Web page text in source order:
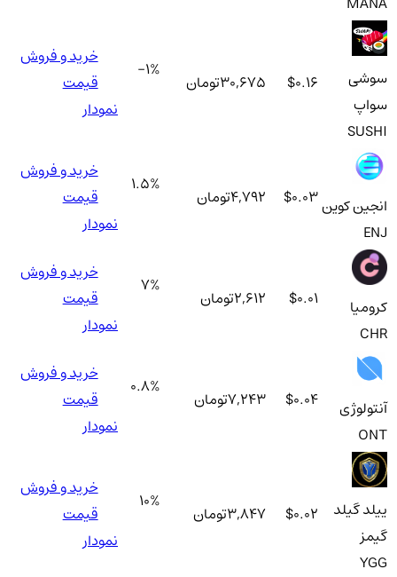
سوشی
سواپ
SUSHI
$0.16
30,675تومان
-1%
خرید و فروش
قیمت
نمودار
انجین کوین
ENJ
$0.03
4,792تومان
1.5%
خرید و فروش
قیمت
نمودار
کرومیا
CHR
$0.01
2,612تومان
7%
خرید و فروش
قیمت
نمودار
آنتولوژی
ONT
$0.04
7,243تومان
0.8%
خرید و فروش
قیمت
نمودار
ییلد گیلد
گیمز
YGG
$0.02
3,847تومان
10%
خرید و فروش
قیمت
نمودار